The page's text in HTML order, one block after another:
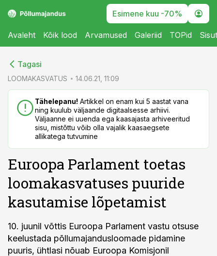
Esimene kuu -70%
Avaleht Kõik lood Arvamused Galeriid TOPid
Tagasi
LOOMAKASVATUS 14.06.21, 11:09
Tähelepanu! Artikkel on enam kui 5 aastat vana
ning kuulub väljaande digitaalsesse arhiivi.
Väljaanne ei uuenda ega kaasajasta arhiveeritud
sisu, mistõttu võib olla vajalik kaasaegsete
allikatega tutvumine
Euroopa Parlament toetas
loomakasvatuses puuride
kasutamise lõpetamist
10. juunil võttis Euroopa Parlament vastu otsuse
keelustada põllumajandusloomade pidamine
puuris, ühtlasi nõuab Euroopa Komisjonil